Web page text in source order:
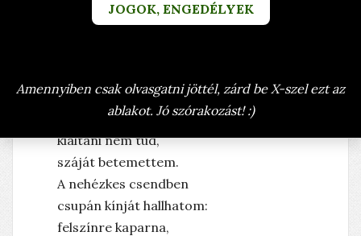
JOGOK, ENGEDÉLYEK
Amennyiben csak olvasgatni jöttél, zárd be X-szel ezt az
ablakot. Jó szórakozást! :)
LELKIFURDALÁS
Súlyos kövek alatt
lapultan hever lelkem,
kiáltani nem tud,
száját betemettem.
A nehézkes csendben
csupán kínját hallhatom:
felszínre kaparna,